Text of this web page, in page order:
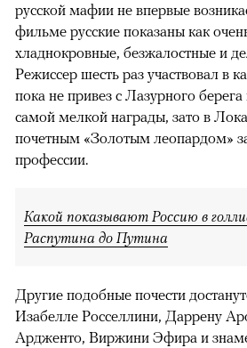
русской мафии не впервые
фильме русские показаны как
хладнокровные, безжалостные и
Режиссер шесть раз участвовал в
пока не привез с Лазурного
самой мелкой награды, зато в
почетным «Золотым леопардом»
профессии.
Какой показывают Россию в
Распутина до Путина
Другие подобные почести
Изабелле Росселлини, Даррену
Ардженто, Виржини Эфира и